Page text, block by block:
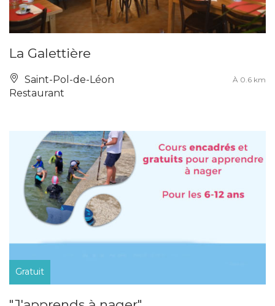
La Galettière
Saint-Pol-de-Léon À 0.6 km
Restaurant
Gratuit